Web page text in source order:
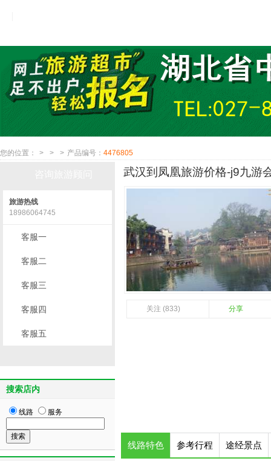
您的位置： > > > 产品编号： 4476805
武汉到凤凰旅游价格-j9九游
关注 (833) 分享
线路特色 参考行程 途经景点
旅游热线
18986064745
客服一
客服二
客服三
客服四
客服五
搜索店内
线路 服务